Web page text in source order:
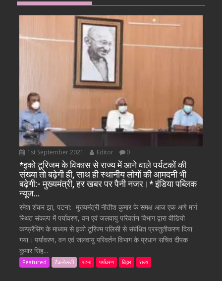
1st September 2021 Editor 0
*इको टूरिजम के विकास से राज्य में आने वाले पर्यटकों की
संख्या तो बढ़ेगी ही, साथ ही स्थानीय लोगों की आमदनी भी
बढ़ेगी:- मुख्यमंत्री, हर खबर पर पैनी नजर।* इंडिया पब्लिक
न्यूज…
रमेश शंकर झा, पटना:- मुख्यमंत्री नीतीश कुमार के समक्ष आज एक अणे मार्ग
स्थित संकल्प में पर्यावरण, वन एवं जलवायु परिवर्तन विभाग द्वारा वीडियो
कन्फ्रेंसिंग के माध्यम से इको टूरिज्म पलिसी से संबंधित प्रस्तुतीकरण दिया
गया। पर्यावरण, वन एवं जलवायु परिवर्तन विभाग के प्रधान सचिव दीपक
कुमार सिंह...
Featured टैकनोलजी पटना पर्यावरण बिहार राज्य